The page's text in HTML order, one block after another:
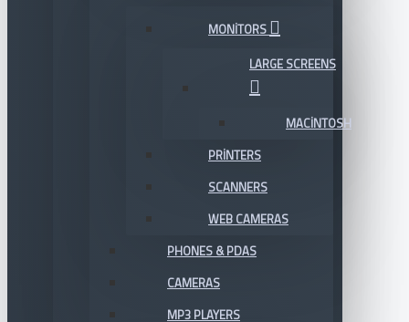
MONITORS
LARGE SCREENS
MACINTOSH
PRINTERS
SCANNERS
WEB CAMERAS
PHONES & PDAS
CAMERAS
MP3 PLAYERS